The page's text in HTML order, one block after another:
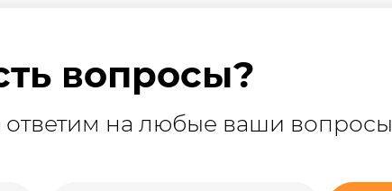
вопросы?
на любые ваши вопросы